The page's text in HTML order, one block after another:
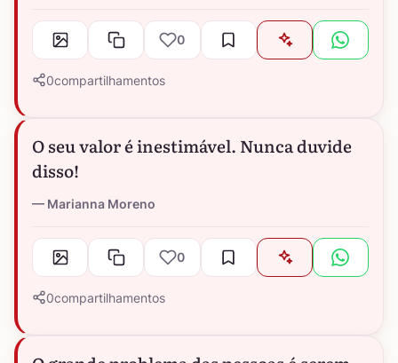
0
0compartilhamentos
O seu valor é inestimável. Nunca duvide
disso!
Marianna Moreno
0
0compartilhamentos